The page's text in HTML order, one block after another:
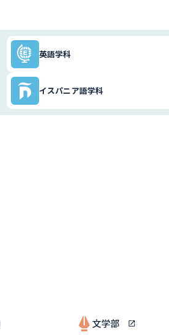
英語学科
イスパニア語学科
文学部